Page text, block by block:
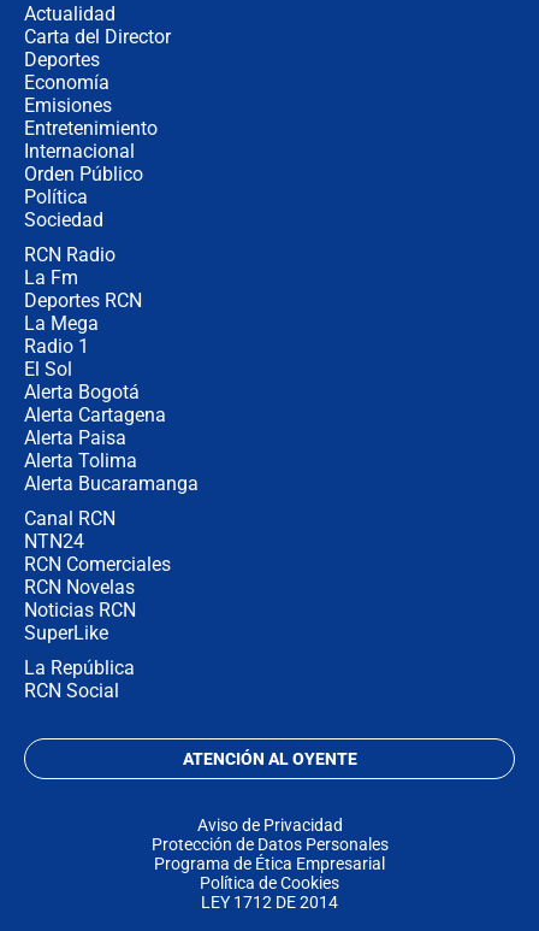
Actualidad
Carta del Director
Deportes
Economía
Emisiones
Entretenimiento
Internacional
Orden Público
Política
Sociedad
RCN Radio
La Fm
Deportes RCN
La Mega
Radio 1
El Sol
Alerta Bogotá
Alerta Cartagena
Alerta Paisa
Alerta Tolima
Alerta Bucaramanga
Canal RCN
NTN24
RCN Comerciales
RCN Novelas
Noticias RCN
SuperLike
La República
RCN Social
ATENCIÓN AL OYENTE
Aviso de Privacidad
Protección de Datos Personales
Programa de Ética Empresarial
Política de Cookies
LEY 1712 DE 2014